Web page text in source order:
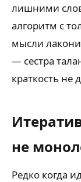
лишними
алгоритм с
мысли
— сестра
краткость не
не
Редко когда